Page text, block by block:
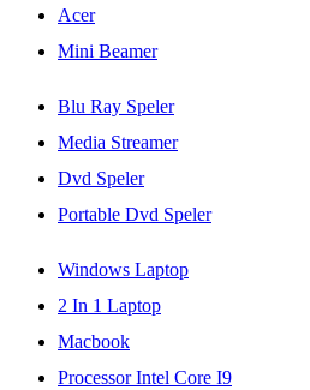
Acer
Mini Beamer
Blu Ray Speler
Media Streamer
Dvd Speler
Portable Dvd Speler
Windows Laptop
2 In 1 Laptop
Macbook
Processor Intel Core I9